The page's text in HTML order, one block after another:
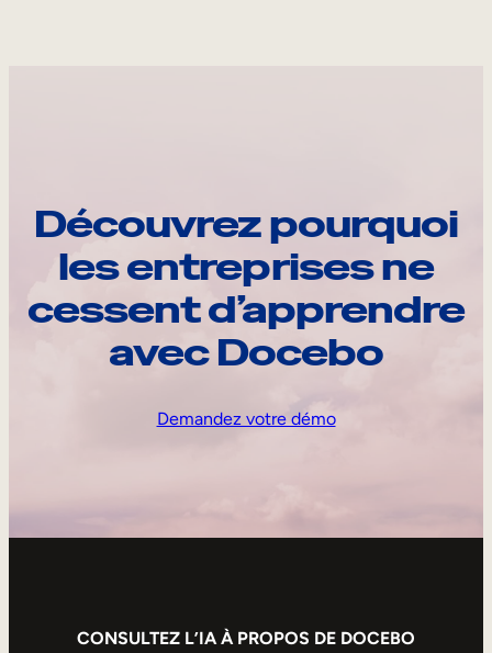
Découvrez pourquoi
les entreprises ne
cessent d’apprendre
avec Docebo
Demandez votre démo
CONSULTEZ L’IA À PROPOS DE DOCEBO